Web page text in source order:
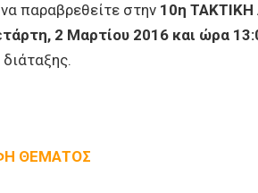
παραβρεθείτε στην 10η ΤΑΚΤΙΚΗ
2 Μαρτίου 2016 και ώρα
ΘΕΜΑΤΟΣ